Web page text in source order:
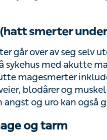
smerter under 1
over av seg selv uten
med akutte
inkluderer
og
magesmerter.
og tarm
og noen tilfeller skylles